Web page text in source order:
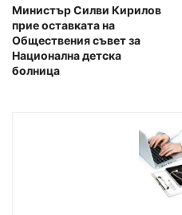
Министър Силви Кирилов
прие оставката на
Обществения съвет за
Национална детска
болница